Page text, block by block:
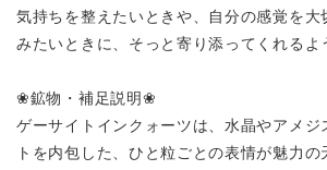
気持ちを整えたいときや、自分の感覚を大
みたいときに、そっと寄り添ってくれるよ
❀鉱物・補足説明❀
ゲーサイトインクォーツは、水晶やアメジ
トを内包した、ひと粒ごとの表情が魅力の